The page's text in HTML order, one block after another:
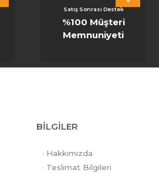
Satış Sonrası Destek
%100 Müşteri
Memnuniyeti
BİLGİLER
· Hakkımızda
· Teslimat Bilgileri